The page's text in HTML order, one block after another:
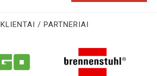
KLIENTAI / PARTNERIAI